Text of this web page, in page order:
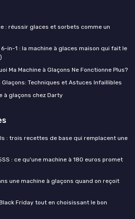
: réussir glaces et sorbets comme un
in-1 : la machine à glaces maison qui fait le
Ma Machine à Glaçons Ne Fonctionne Plus?
Techniques et Astuces Infaillibles
à glaçons chez Darty
: trois recettes de base qui remplacent une
: ce qu'une machine à 180 euros promet
une machine à glaçons quand on reçoit
Friday tout en choisissant le bon